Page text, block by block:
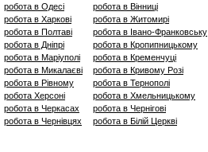
робота в Одесі
робота в Харкові
робота в Полтаві
робота в Дніпрі
робота в Маріуполі
робота в Микалаєві
робота в Рівному
робота Херсоні
робота в Черкасах
робота в Чернівцях
робота в Вінниці
робота в Житомирі
робота в Івано-Франковську
робота в Кропипницькому
робота в Кременчуці
робота в Кривому Розі
робота в Тернополі
робота в Хмельницькому
робота в Чернігові
робота в Білій Церкві